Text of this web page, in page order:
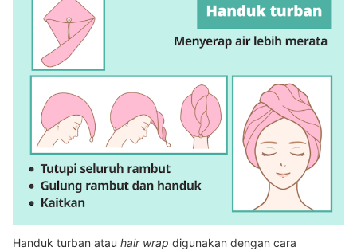
Handuk turban atau hair wrap digunakan dengan cara